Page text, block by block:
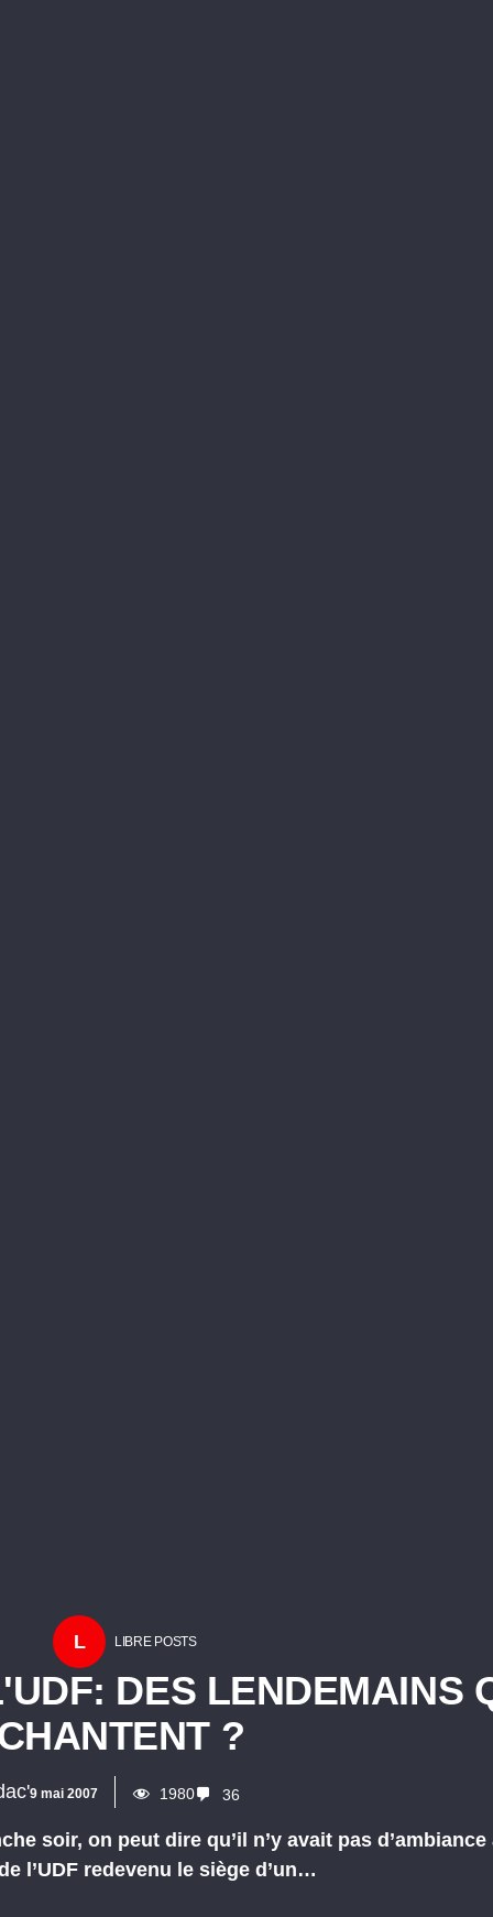
L LIBRE POSTS
DES LENDEMAINS
?
9 mai 2007 1980 36
soir, on peut dire qu’il n’y avait pas d’ambiance
l’UDF redevenu le siège d’un…